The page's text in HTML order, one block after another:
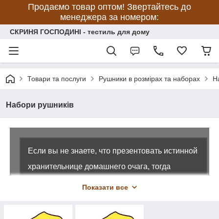
Продаємо товар оптом! Звертайтесь до
менеджера за номером:
СКРИНЯ ГОСПОДИНІ - тестиль для дому
Товари та послуги Рушники в розмірах та наборах
Набори рушників
Если вы не знаете, что презентовать истинной
хранительнице домашнего очага, тогда
востребованность, пылясь на верхней полке в
Показати все